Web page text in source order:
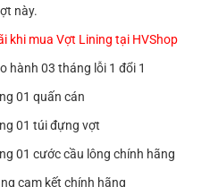
này.
khi mua Vợt Lining tại HVShop
hành 03 tháng lỗi 1 đổi 1
01 quấn cán
01 túi đựng vợt
01 cước cầu lông chính hãng
cam kết chính hãng